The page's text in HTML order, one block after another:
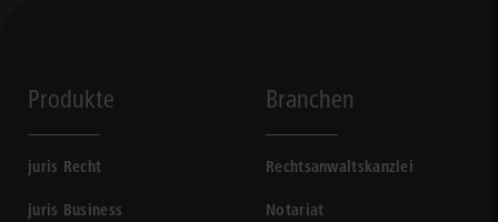
Produkte
juris Recht
juris Business
Branchen
Rechtsanwaltskanzlei
Notariat